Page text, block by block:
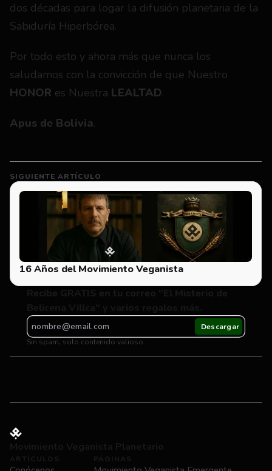
dos décadas para logar la difusión planetaria de la
Sabiduría Hiperbórea.
Por todo esto y ahora más que nunca los
HONOR es Nuestra LEALTAD.
Apus de Bolivia.
SIGUIENTE ARTÍCULO
16 Años del Movimiento Veganista
Sin spam, solo contenido valioso.